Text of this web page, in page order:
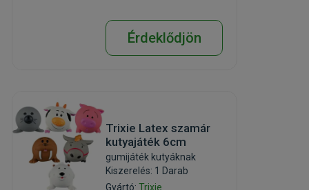
Érdeklődjön
Trixie Latex szamár
kutyajáték 6cm
gumijáték kutyáknak
Kiszerelés: 1 Darab
Gyártó:Trixie